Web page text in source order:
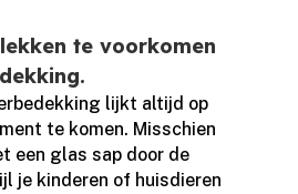
te voorkomen
lijkt altijd op
te komen.​ Misschien
een glas sap door de
je kinderen of huisdieren